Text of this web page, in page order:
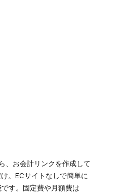
、​お会計リンクを​作成して​
。​ECサイトなしで​簡単に​
す。​固定費や​月額費は​